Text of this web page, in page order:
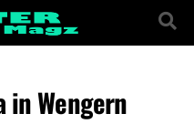
in Wengern